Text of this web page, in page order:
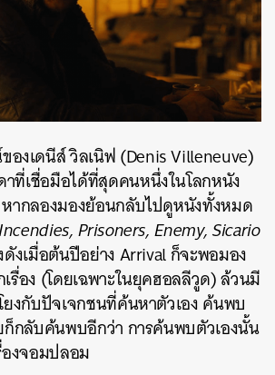
งเดนีส์ วิลเนิฟ (Denis Villeneuve)
ที่เชื่อมือได้ที่สุดคนหนึ่งในโลกหนัง
ากลองมองย้อนกลับไปดูหนังทั้งหมด
Incendies, Prisoners, Enemy, Sicario
ดังเมื่อต้นปีอย่าง Arrival ก็จะพอมอง
รื่อง (โดยเฉพาะในยุคฮอลลีวูด) ล้วนมี
ยงกับปัจเจกชนที่ค้นหาตัวเอง ค้นพบ
ก็กลับค้นพบอีกว่า การค้นพบตัวเองนั้น
องจอมปลอม